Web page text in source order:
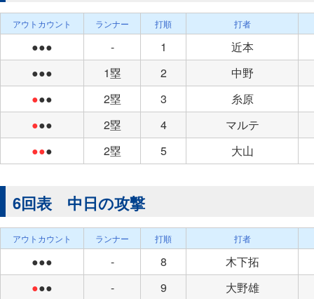
アウトカウント ランナー 打順 打者
●●● - 1
近本
●●●
1塁 2
中野
●●● 2塁 3
糸原
●●● 2塁 4
マルテ
●●● 2塁 5 大山
6回表 中日の攻撃
アウトカウント ランナー 打順 打者
●●● - 8
木下拓
●●● - 9
大野雄